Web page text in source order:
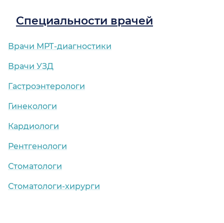
Специальности врачей
Врачи МРТ-диагностики
Врачи УЗД
Гастроэнтерологи
Гинекологи
Кардиологи
Рентгенологи
Стоматологи
Стоматологи-хирурги